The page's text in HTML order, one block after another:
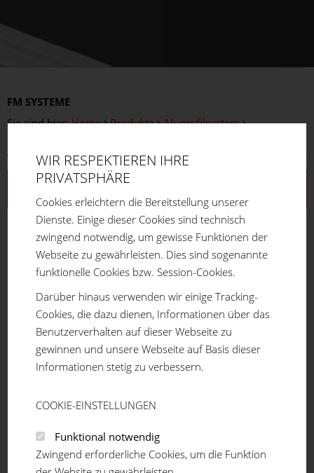
FM SYSTEME
Sie sind hier:Home Produkte
Aluprofilsystem
Profilreihe 16
Profilreihe 20
Profilreihe 30
Profilreihe 40
Profilreihe 45
Profilreihe 50
Teleskopprofil
Winkelprofil
Verbindungselemente
Anbauteil
Höhenversteller
Transport- und Fußplatten
WIR RESPEKTIEREN IHRE
PRIVATSPHÄRE
Cookies erleichtern die Bereitstellung unserer
Dienste. Einige dieser Cookies sind technisch
zwingend notwendig, um gewisse Funktionen der
Webseite zu gewährleisten. Dies sind sogenannte
funktionelle Cookies bzw. Session-Cookies.
Darüber hinaus verwenden wir einige Tracking-
Cookies, die dazu dienen, Informationen über das
Benutzerverhalten auf dieser Webseite zu
gewinnen und unsere Webseite auf Basis dieser
Informationen stetig zu verbessern.
COOKIE-EINSTELLUNGEN
Funktional notwendig
Zwingend erforderliche Cookies, um die Funktion